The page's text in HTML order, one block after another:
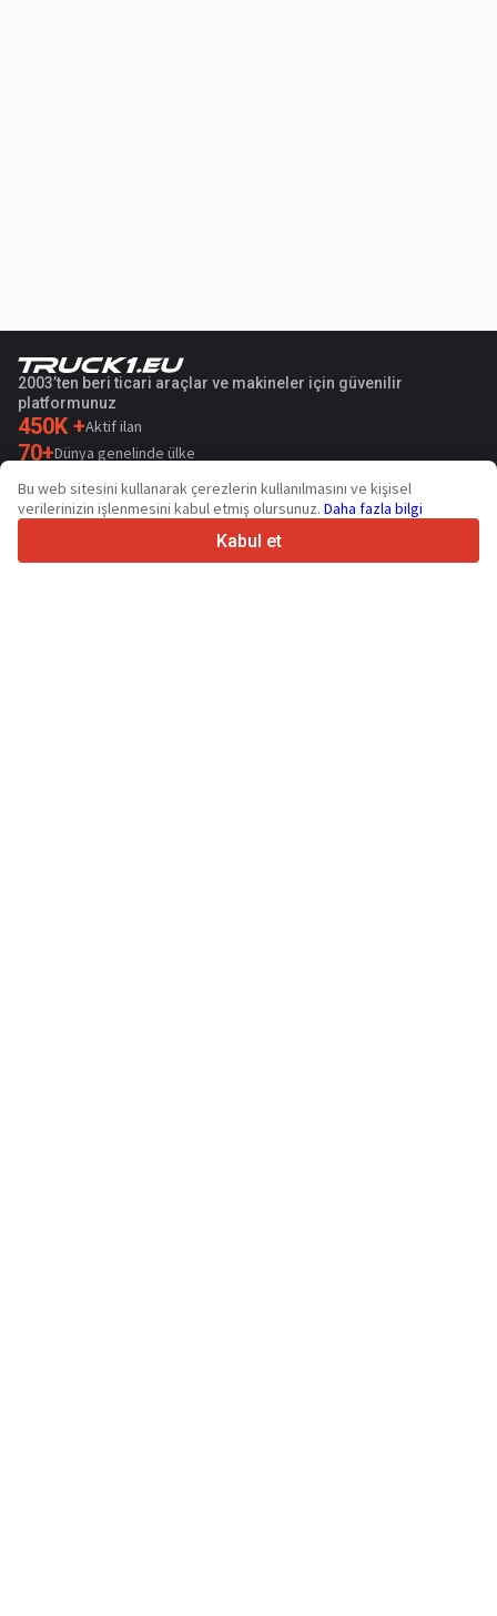
2003’ten beri ticari araçlar ve makineler için güvenilir
platformunuz
450K +Aktif ilan
70+Dünya genelinde ülke
36 Desteklenen dil
4.7/5
Bu web sitesini kullanarak çerezlerin kullanılmasını ve kişisel
verilerinizin işlenmesini kabul etmiş olursunuz. Daha fazla bilgi
Kabul et